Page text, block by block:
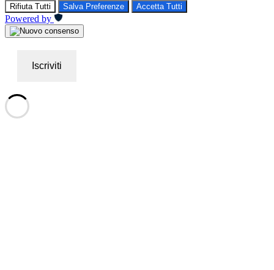
Rifiuta Tutti Salva Preferenze Accetta Tutti
Powered by
Iscriviti